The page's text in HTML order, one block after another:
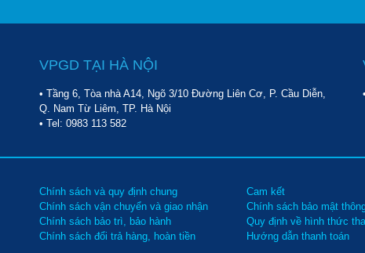
VPGD TẠI HÀ NỘI
• Tầng 6, Tòa nhà A14, Ngõ 3/10 Đường Liên Cơ, P. Cầu Diễn,
Q. Nam Từ Liêm, TP. Hà Nội
• Tel: 0983 113 582
Chính sách và quy định chung
Chính sách vận chuyển và giao nhận
Chính sách bảo trì, bảo hành
Chính sách đổi trả hàng, hoàn tiền
Cam kết
Chính sách bảo mật
Quy định về hình thức
Hướng dẫn thanh toán